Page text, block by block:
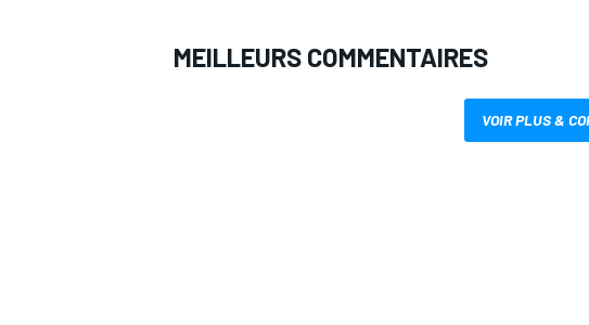
MEILLEURS COMMENTAIRES
VOIR PLUS &